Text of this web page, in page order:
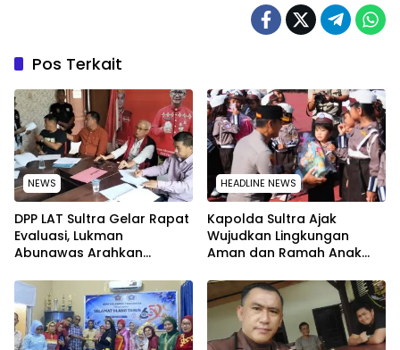
Pos Terkait
NEWS
‎DPP LAT Sultra Gelar Rapat
Evaluasi, Lukman
Abunawas Arahkan
Secara Rutin dan
Menyeluruh
HEADLINE NEWS
Kapolda Sultra Ajak
Wujudkan Lingkungan
Aman dan Ramah Anak
Nasional 2026